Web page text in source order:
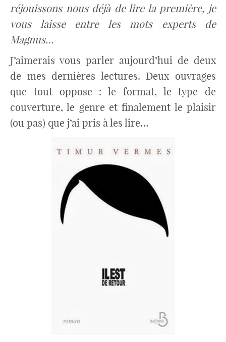
réjouissons nous déjà de lire la première, je
vous laisse entre les mots experts de
Magnus…
J’aimerais vous parler aujourd’hui de deux
de mes dernières lectures. Deux ouvrages
que tout oppose : le format, le type de
couverture, le genre et finalement le plaisir
(ou pas) que j’ai pris à les lire…